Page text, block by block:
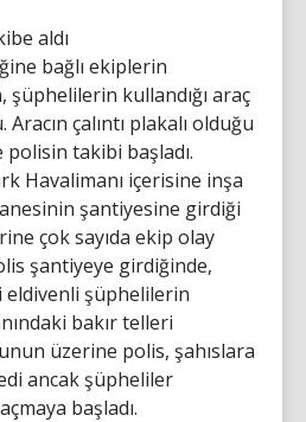
aldı
bağlı ekiplerin
şüphelilerin kullandığı araç
çalıntı plakalı olduğu
takibi başladı.
Havalimanı içerisine inşa
şantiyesine girdiği
çok sayıda ekip olay
şantiyeye girdiğinde,
şüphelilerin
bakır telleri
üzerine polis, şahıslara
ancak şüpheliler
başladı.